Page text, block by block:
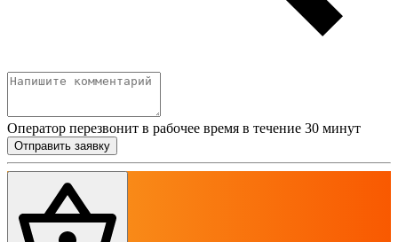
Оператор перезвонит в рабочее время в течение 30 минут
Отправить заявку